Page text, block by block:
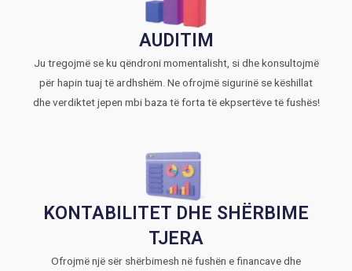
AUDITIM
Ju tregojmë se ku qëndroni momentalisht, si dhe konsultojmë
për hapin tuaj të ardhshëm. Ne ofrojmë sigurinë se këshillat
dhe verdiktet jepen mbi baza të forta të ekpsertëve të fushës!
KONTABILITET DHE SHËRBIME
TJERA
Ofrojmë një sër shërbimesh në fushën e financave dhe